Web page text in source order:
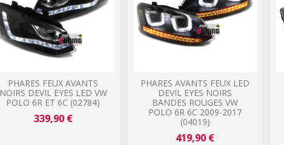
PHARES FEUX AVANTS
NOIRS DEVIL EYES LED VW
POLO 6R ET 6C (02784)
339,90 €
PHARES AVANTS FEUX LED
DEVIL EYES NOIRS
BANDES ROUGES VW
POLO 6R 6C 2009-2017
(04019)
419,90 €